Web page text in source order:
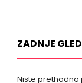
ZADNJE
Niste